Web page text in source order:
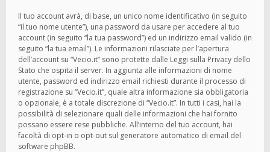
Il tuo account avrà, di base, un unico nome identificativo (in seguito
“il tuo nome utente”), una password da usare per accedere al tuo
account (in seguito “la tua password”) ed un indirizzo email valido (in
seguito “la tua email”). Le informazioni rilasciate per l’apertura
dell’account su “Vecio.it” sono protette dalle Leggi sulla Privacy dello
Stato che ospita il server. In aggiunta alle informazioni di nome
utente, password ed indirizzo email richiesti durante il processo di
registrazione su “Vecio.it”, quale altra informazione sia obbligatoria
o opzionale, è a totale discrezione di “Vecio.it”. In tutti i casi, hai la
possibilità di selezionare quali delle informazioni che hai fornito
possano essere rese pubbliche. All’interno del tuo account, hai
facoltà di opt-in o opt-out sul generatore automatico di email del
software phpBB.